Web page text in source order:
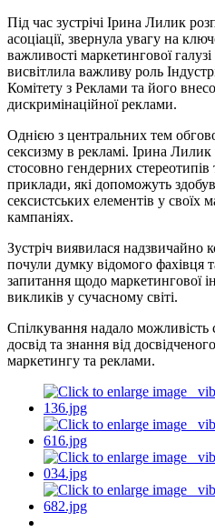
Під час зустрічі Ірина Лилик
асоціації, звернула увагу на
важливості маркетингової
висвітлила важливу роль
Комітету з Реклами та його
дискримінаційної реклами.
Однією з центральних тем
сексизму в рекламі. Ірина
стосовно гендерних стереотипів
приклади, які допоможуть
сексистських елементів у своїх
кампаніях.
Зустріч виявилася надзвичайно
почули думку відомого фахівця
запитання щодо маркетингової
викликів у сучасному світі.
Спілкування надало можливість
досвід та знання від
маркетингу та реклами.